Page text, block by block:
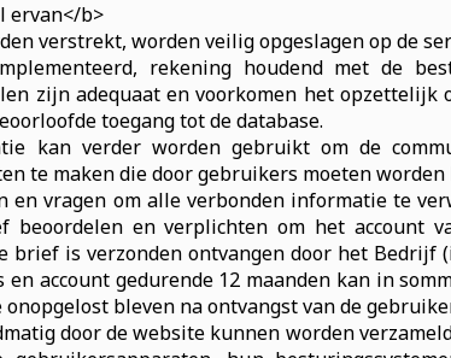
ervan</b>
verstrekt, worden veilig opgeslagen op de
rekening houdend met de
zijn adequaat en voorkomen het
toegang tot de database.
kan verder worden gebruikt om de
te maken die door gebruikers moeten
en vragen om alle verbonden informatie te
beoordelen en verplichten om het account
brief is verzonden ontvangen door het
account gedurende 12 maanden kan in
bleven na ontvangst van de
door de website kunnen worden